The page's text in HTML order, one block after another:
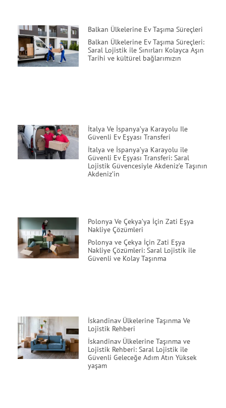
Balkan Ülkelerine Ev Taşıma Süreçleri
Balkan Ülkelerine Ev Taşıma Süreçleri:
Saral Lojistik ile Sınırları Kolayca Aşın
Tarihi ve kültürel bağlarımızın
İtalya Ve İspanya’ya Karayolu Ile
Güvenli Ev Eşyası Transferi
İtalya ve İspanya’ya Karayolu ile
Güvenli Ev Eşyası Transferi: Saral
Lojistik Güvencesiyle Akdeniz’e Taşının
Akdeniz’in
Polonya Ve Çekya’ya İçin Zati Eşya
Nakliye Çözümleri
Polonya ve Çekya İçin Zati Eşya
Nakliye Çözümleri: Saral Lojistik ile
Güvenli ve Kolay Taşınma
İskandinav Ülkelerine Taşınma Ve
Lojistik Rehberi
İskandinav Ülkelerine Taşınma ve
Lojistik Rehberi: Saral Lojistik ile
Güvenli Geleceğe Adım Atın Yüksek
yaşam